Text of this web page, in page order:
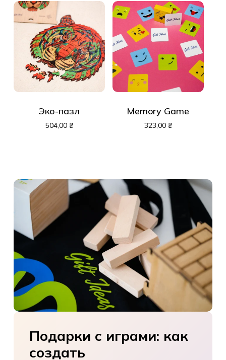
Эко-пазл
504,00 ₴
Memory Game
323,00 ₴
Подарки с играми: как
создать